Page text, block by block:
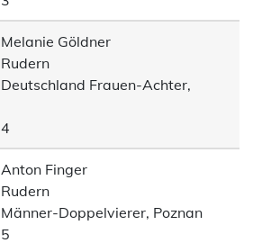
Melanie Göldner
Rudern
Deutschland Frauen-Achter,
4
Anton Finger
Rudern
Männer-Doppelvierer, Poznan
5